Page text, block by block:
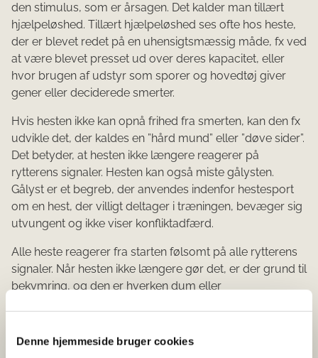
Denne hjemmeside bruger cookies
den stimulus, som er årsagen. Det kalder man tillært
hjælpeløshed. Tillært hjælpeløshed ses ofte hos heste,
der er blevet redet på en uhensigtsmæssig måde, fx ved
at være blevet presset ud over deres kapacitet, eller
hvor brugen af udstyr som sporer og hovedtøj giver
gener eller deciderede smerter.
Hvis hesten ikke kan opnå frihed fra smerten, kan den fx
udvikle det, der kaldes en ”hård mund” eller ”døve sider”.
Det betyder, at hesten ikke længere reagerer på
rytterens signaler. Hesten kan også miste gålysten.
Gålyst er et begreb, der anvendes indenfor hestesport
om en hest, der villigt deltager i træningen, bevæger sig
utvungent og ikke viser konfliktadfærd.
Alle heste reagerer fra starten følsomt på alle rytterens
signaler. Når hesten ikke længere gør det, er der grund til
bekymring, og den er hverken dum eller
problemer som kolik og mavesår.